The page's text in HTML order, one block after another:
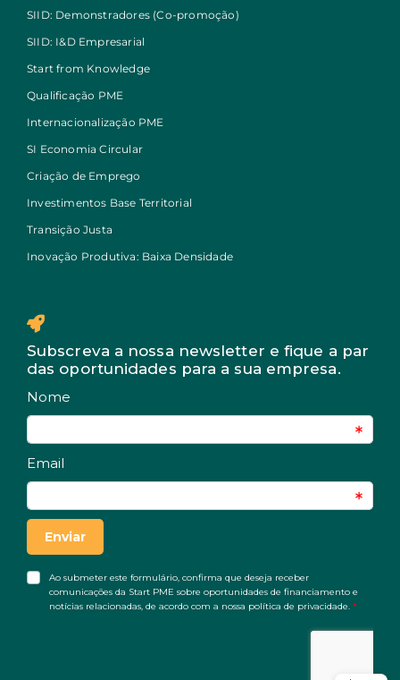
SIID: Demonstradores (Co-promoção)
SIID: I&D Empresarial
Start from Knowledge
Qualificação PME
Internacionalização PME
SI Economia Circular
Criação de Emprego
Investimentos Base Territorial
Transição Justa
Inovação Produtiva: Baixa Densidade
Subscreva a nossa newsletter e fique a par
das oportunidades para a sua empresa.